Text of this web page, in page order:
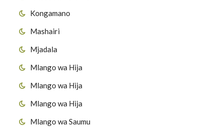
Kongamano
Mashairi
Mjadala
Mlango wa Hija
Mlango wa Hija
Mlango wa Hija
Mlango wa Saumu